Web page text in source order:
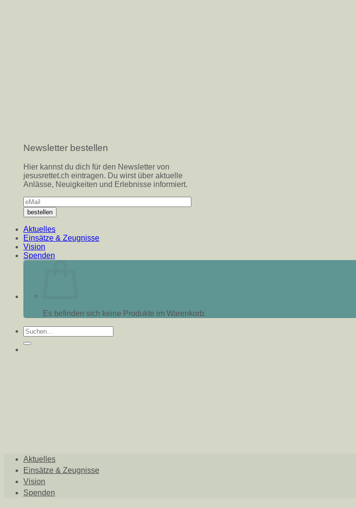
Newsletter bestellen
Hier kannst du dich für den Newsletter von
jesusrettet.ch eintragen. Du wirst über aktuelle
Anlässe, Neuigkeiten und Erlebnisse informiert.
Aktuelles
Einsätze & Zeugnisse
Vision
Spenden
Es befinden sich keine Produkte im Warenkorb.
Suche
nach:
Aktuelles
Einsätze & Zeugnisse
Vision
Spenden